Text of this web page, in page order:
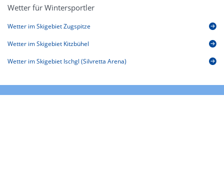
Wetter für Wintersportler
Wetter im Skigebiet Zugspitze
Wetter im Skigebiet Kitzbühel
Wetter im Skigebiet Ischgl (Silvretta Arena)